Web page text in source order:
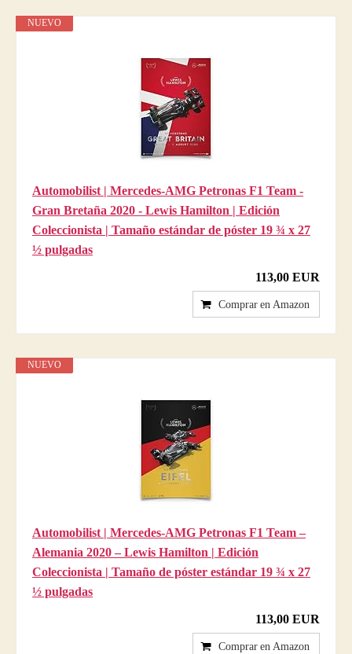
NUEVO
Automobilist | Mercedes-AMG Petronas F1 Team -
Gran Bretaña 2020 - Lewis Hamilton | Edición
Coleccionista | Tamaño estándar de póster 19 ¾ x 27
½ pulgadas
113,00 EUR
Comprar en Amazon
NUEVO
Automobilist | Mercedes-AMG Petronas F1 Team –
Alemania 2020 – Lewis Hamilton | Edición
Coleccionista | Tamaño de póster estándar 19 ¾ x 27
½ pulgadas
113,00 EUR
Comprar en Amazon